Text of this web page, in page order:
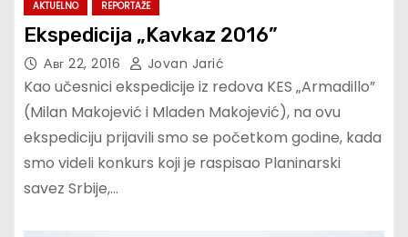
AKTUELNO REPORTAŽE
Ekspedicija „Kavkaz 2016”
Авг 22, 2016 Jovan Jarić
Kao učesnici ekspedicije iz redova KES „Armadillo”
(Milan Makojević i Mladen Makojević), na ovu
ekspediciju prijavili smo se početkom godine, kada
smo videli konkurs koji je raspisao Planinarski
savez Srbije,…